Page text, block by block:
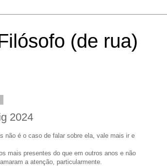
(de rua)
2024
não é o caso de falar sobre ela, vale mais ir e
mais presentes do que em outros anos e não
a atenção, particularmente.